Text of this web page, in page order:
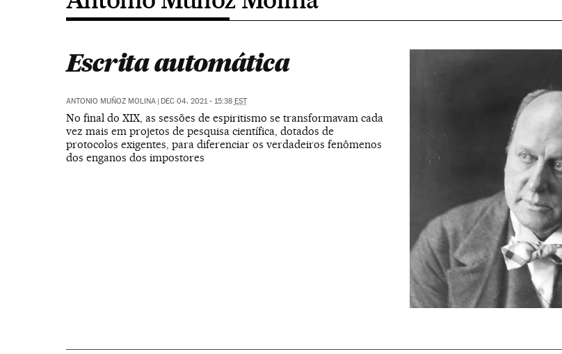
Escrita automática
ANTONIO MUÑOZ MOLINA | DEC 04, 2021 - 15:38 EST
No final do XIX, as sessões de espiritismo se transformavam cada
vez mais em projetos de pesquisa científica, dotados de
protocolos exigentes, para diferenciar os verdadeiros fenômenos
dos enganos dos impostores